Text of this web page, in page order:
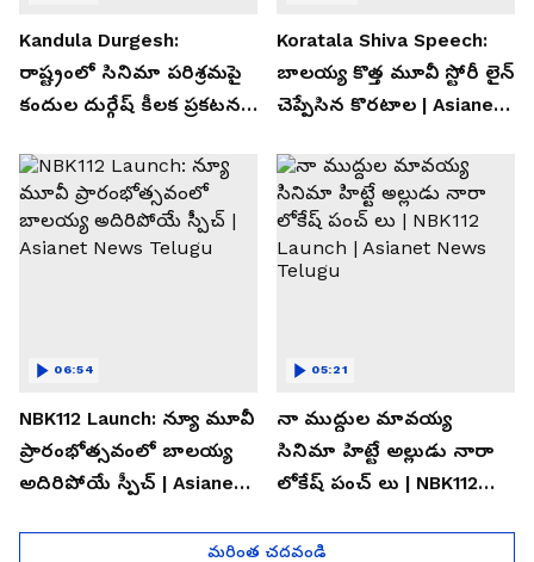
Kandula Durgesh:
రాష్ట్రంలో సినిమా పరిశ్రమపై
కందుల దుర్గేష్ కీలక ప్రకటన |
Koratala Shiva Speech:
బాలయ్య కొత్త మూవీ స్టోరీ లైన్
చెప్పేసిన కొరటాల | Asianet
NBK112 Launch: న్యూ మూవీ
ప్రారంభోత్సవంలో బాలయ్య
అదిరిపోయే స్పీచ్ | Asianet
06:54
నా ముద్దుల మావయ్య
సినిమా హిట్టే అల్లుడు నారా
లోకేష్ పంచ్ లు | NBK112
Telugu
05:21
మరింత చదవండి